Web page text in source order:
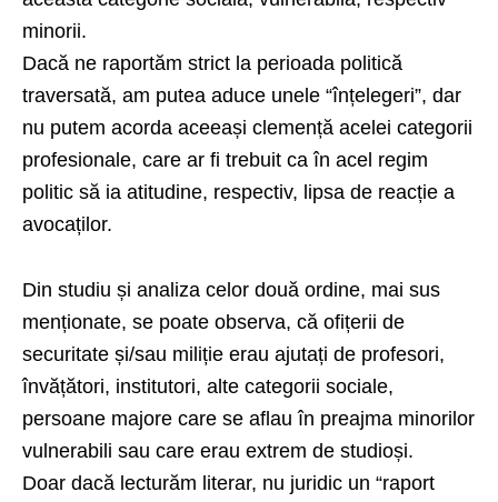
minorii.
Dacă ne raportăm strict la perioada politică
traversată, am putea aduce unele “înțelegeri”, dar
nu putem acorda aceeași clemență acelei categorii
profesionale, care ar fi trebuit ca în acel regim
politic să ia atitudine, respectiv, lipsa de reacție a
avocaților.
Din studiu și analiza celor două ordine, mai sus
menționate, se poate observa, că ofițerii de
securitate și/sau miliție erau ajutați de profesori,
învățători, institutori, alte categorii sociale,
persoane majore care se aflau în preajma minorilor
vulnerabili sau care erau extrem de studioși.
Doar dacă lecturăm literar, nu juridic un “raport